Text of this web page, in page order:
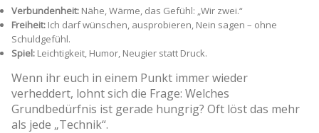
Verbundenheit: Nähe, Wärme, das Gefühl: „Wir zwei.“
Freiheit: Ich darf wünschen, ausprobieren, Nein sagen – ohne
Schuldgefühl.
Spiel: Leichtigkeit, Humor, Neugier statt Druck.
Wenn ihr euch in einem Punkt immer wieder
verheddert, lohnt sich die Frage: Welches
Grundbedürfnis ist gerade hungrig? Oft löst das mehr
als jede „Technik“.